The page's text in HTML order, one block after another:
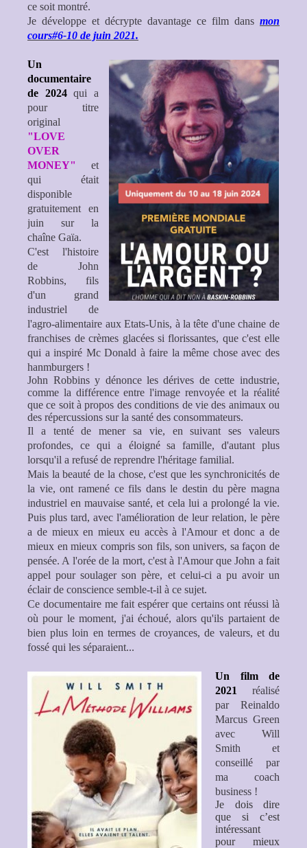
ce soit montré.
Je développe et décrypte davantage ce film dans mon
cours#6-10 de juin 2021.
Un
documentaire
de 2024qui a
pour titre
original
"LOVE
OVER
MONEY"
et
qui était
disponible
gratuitement en
juin sur la
chaîne Gaïa.
C'est l'histoire
de John
Robbins, fils
d'un grand
industriel de
l'agro-alimentaire aux Etats-Unis, à la tête d'une chaine de
franchises de crèmes glacées si florissantes, que c'est elle
qui a inspiré Mc Donald à faire la même chose avec des
hanmburgers !
John Robbins y dénonce les dérives de cette industrie,
comme la différence entre l'image renvoyée et la réalité
que ce soit à propos des conditions de vie des animaux ou
des répercussions sur la santé des consommateurs.
Il a tenté de mener sa vie, en suivant ses valeurs
profondes, ce qui a éloigné sa famille, d'autant plus
lorsqu'il a refusé de reprendre l'héritage familial.
Mais la beauté de la chose, c'est que les synchronicités de
la vie, ont ramené ce fils dans le destin du père magna
industriel en mauvaise santé, et cela lui a prolongé la vie.
Puis plus tard, avec l'amélioration de leur relation, le père
a de mieux en mieux eu accès à l'Amour et donc a de
mieux en mieux compris son fils, son univers, sa façon de
pensée. A l'orée de la mort, c'est à l'Amour que John a fait
appel pour soulager son père, et celui-ci a pu avoir un
éclair de conscience semble-t-il à ce sujet.
Ce documentaire me fait espérer que certains ont réussi là
où pour le moment, j'ai échoué, alors qu'ils partaient de
bien plus loin en termes de croyances, de valeurs, et du
fossé qui les séparaient...
Un film de
2021
réalisé
par Reinaldo
Marcus Green
avec Will
Smith et
conseillé par
ma coach
business !
Je dois dire
que si c’est
intéressant
pour mieux